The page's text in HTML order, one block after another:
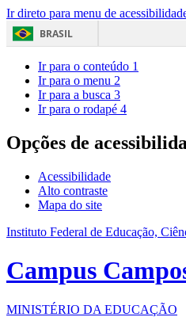
Ir direto para menu de
BRASIL
Ir para o conteúdo 1
Ir para o menu 2
Ir para a busca 3
Ir para o rodapé 4
Opções de
Acessibilidade
Alto contraste
Mapa do site
Instituto Federal de Educação,
Campus
MINISTÉRIO DA EDUCAÇÃO